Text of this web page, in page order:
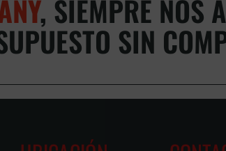
, SIEMPRE NOS
SIN